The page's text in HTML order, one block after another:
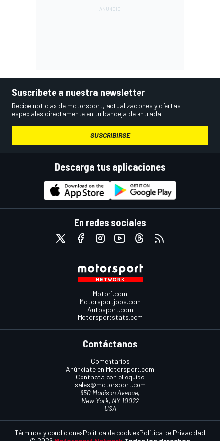
Suscríbete a nuestra newsletter
Recibe noticias de motorsport, actualizaciones y ofertas
especiales directamente en tu bandeja de entrada.
SUSCRIBIRSE
Descarga tus aplicaciones
En redes sociales
Motor1.com
Motorsportjobs.com
Autosport.com
Motorsportstats.com
Contáctanos
Comentarios
Anúnciate en Motorsport.com
Contacta con el equipo
sales@motorsport.com
650 Madison Avenue,
New York, NY 10022
USA
Términos y condicionesPolítica de cookiesPolítica de Privacidad